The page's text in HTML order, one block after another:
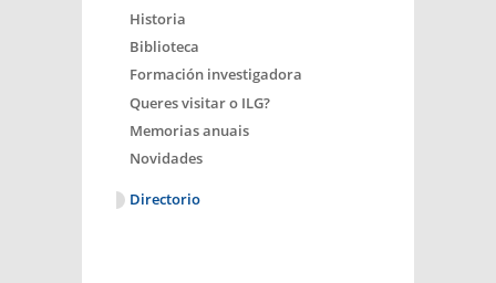
Historia
Biblioteca
Formación investigadora
Queres visitar o ILG?
Memorias anuais
Novidades
Directorio